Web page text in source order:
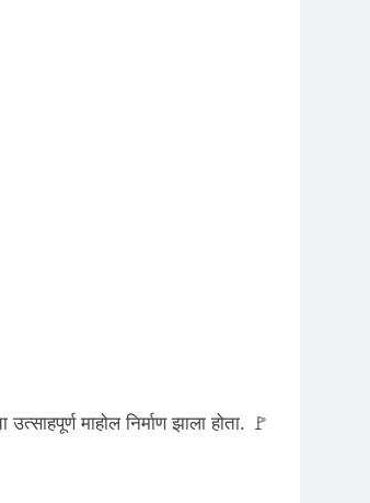
माहोल निर्माण झाला होता. 🚩